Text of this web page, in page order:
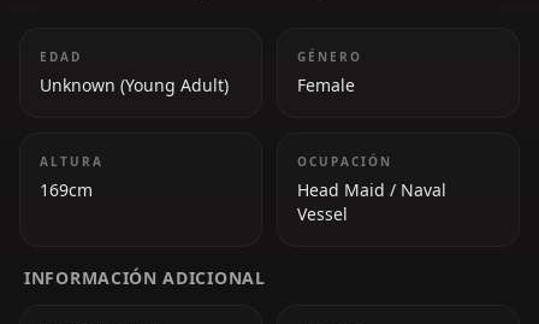
EDAD
Unknown (Young Adult)
GÉNERO
Female
ALTURA
169cm
OCUPACIÓN
Head Maid / Naval
Vessel
INFORMACIÓN ADICIONAL